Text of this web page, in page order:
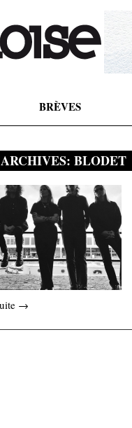
BRÈVES
BLODET
→